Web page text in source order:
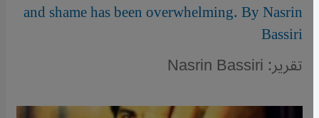
and shame has been overwhelming. By Nasrin
Bassiri
تقرير: Nasrin Bassiri